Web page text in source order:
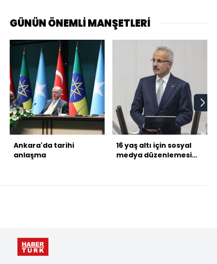
GÜNÜN ÖNEMLİ MANŞETLERİ
Ankara'da tarihi
anlaşma
16 yaş altı için sosyal
medya düzenlemesi